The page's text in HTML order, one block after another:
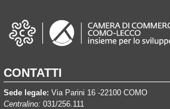
CONTATTI
Sede legale: Via Parini 16 -22100 COMO
Centralino: 031/256.111